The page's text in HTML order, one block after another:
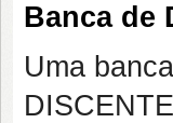
Banca de
Uma